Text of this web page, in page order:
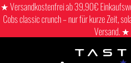
★ Versandkostenfrei ab 39,90€
Cobs classic crunch – nur für kurze Zeit,
Versand. ★